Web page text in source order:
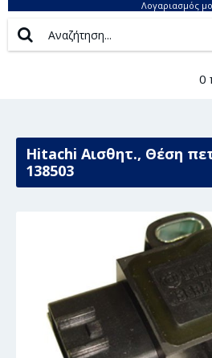
Λογαριασμός
0
Hitachi Αισθητ., Θέση
138503